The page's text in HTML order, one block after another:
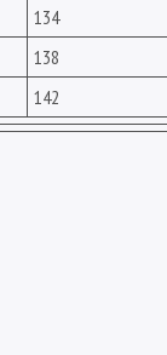
134
138
142